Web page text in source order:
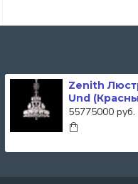
Zenith
Und
55775000 руб.